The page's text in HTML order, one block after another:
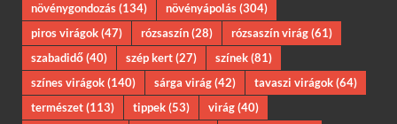
növénygondozás(134) növényápolás(304)
piros virágok(47) rózsaszín(28) rózsaszín virág(61)
szabadidő(40) szép kert(27) színek(81)
színes virágok(140) sárga virág(42) tavaszi virágok(64)
természet(113) tippek(53) virág(40)